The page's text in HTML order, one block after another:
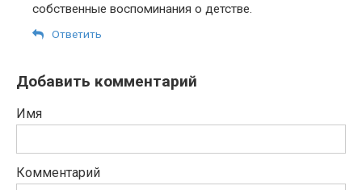
собственные воспоминания о детстве.
Ответить
Добавить комментарий
Имя
Комментарий